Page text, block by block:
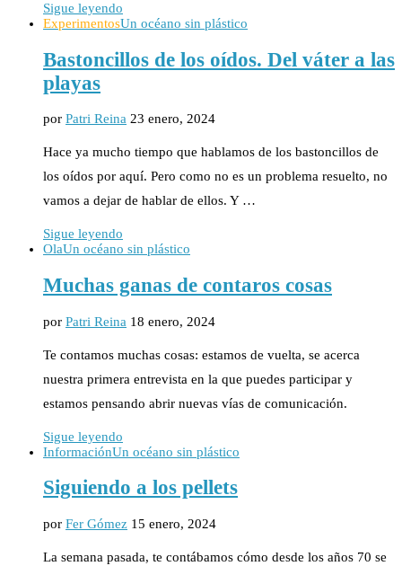
Sigue leyendo
ExperimentosUn océano sin plástico
Bastoncillos de los oídos. Del váter a las
playas
por Patri Reina 23 enero, 2024
Hace ya mucho tiempo que hablamos de los bastoncillos de
los oídos por aquí. Pero como no es un problema resuelto, no
vamos a dejar de hablar de ellos. Y …
Sigue leyendo
OlaUn océano sin plástico
Muchas ganas de contaros cosas
por Patri Reina 18 enero, 2024
Te contamos muchas cosas: estamos de vuelta, se acerca
nuestra primera entrevista en la que puedes participar y
estamos pensando abrir nuevas vías de comunicación.
Sigue leyendo
InformaciónUn océano sin plástico
Siguiendo a los pellets
por Fer Gómez 15 enero, 2024
La semana pasada, te contábamos cómo desde los años 70 se